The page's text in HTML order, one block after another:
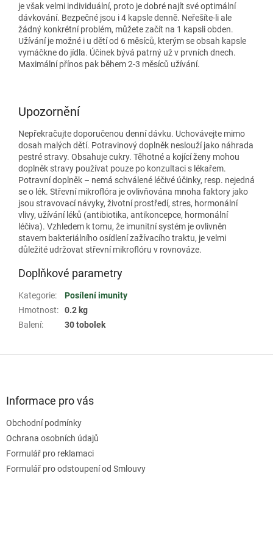
je však velmi individuální, proto je dobré najít své optimální
dávkování. Bezpečné jsou i 4 kapsle denně. Neřešíte-li ale
žádný konkrétní problém, můžete začít na 1 kapsli obden.
Užívání je možné i u dětí od 6 měsíců, kterým se obsah kapsle
vymáčkne do jídla. Účinek bývá patrný už v prvních dnech.
Maximální přínos pak během 2-3 měsíců užívání.
Upozornění
Nepřekračujte doporučenou denní dávku. Uchovávejte mimo
dosah malých dětí. Potravinový doplněk neslouží jako náhrada
pestré stravy. Obsahuje cukry. Těhotné a kojící ženy mohou
doplněk stravy používat pouze po konzultaci s lékařem.
Potravní doplněk – nemá schválené léčivé účinky, resp. nejedná
se o lék. Střevní mikroflóra je ovlivňována mnoha faktory jako
jsou stravovací návyky, životní prostředí, stres, hormonální
vlivy, užívání léků (antibiotika, antikoncepce, hormonální
léčiva). Vzhledem k tomu, že imunitní systém je ovlivněn
stavem bakteriálního osídlení zažívacího traktu, je velmi
důležité udržovat střevní mikroflóru v rovnováze.
Doplňkové parametry
Kategorie:
Posílení imunity
Hmotnost:
0.2 kg
Balení: 30 tobolek
Informace pro vás
Obchodní podmínky
Ochrana osobních údajů
Formulář pro reklamaci
Formulář pro odstoupení od Smlouvy